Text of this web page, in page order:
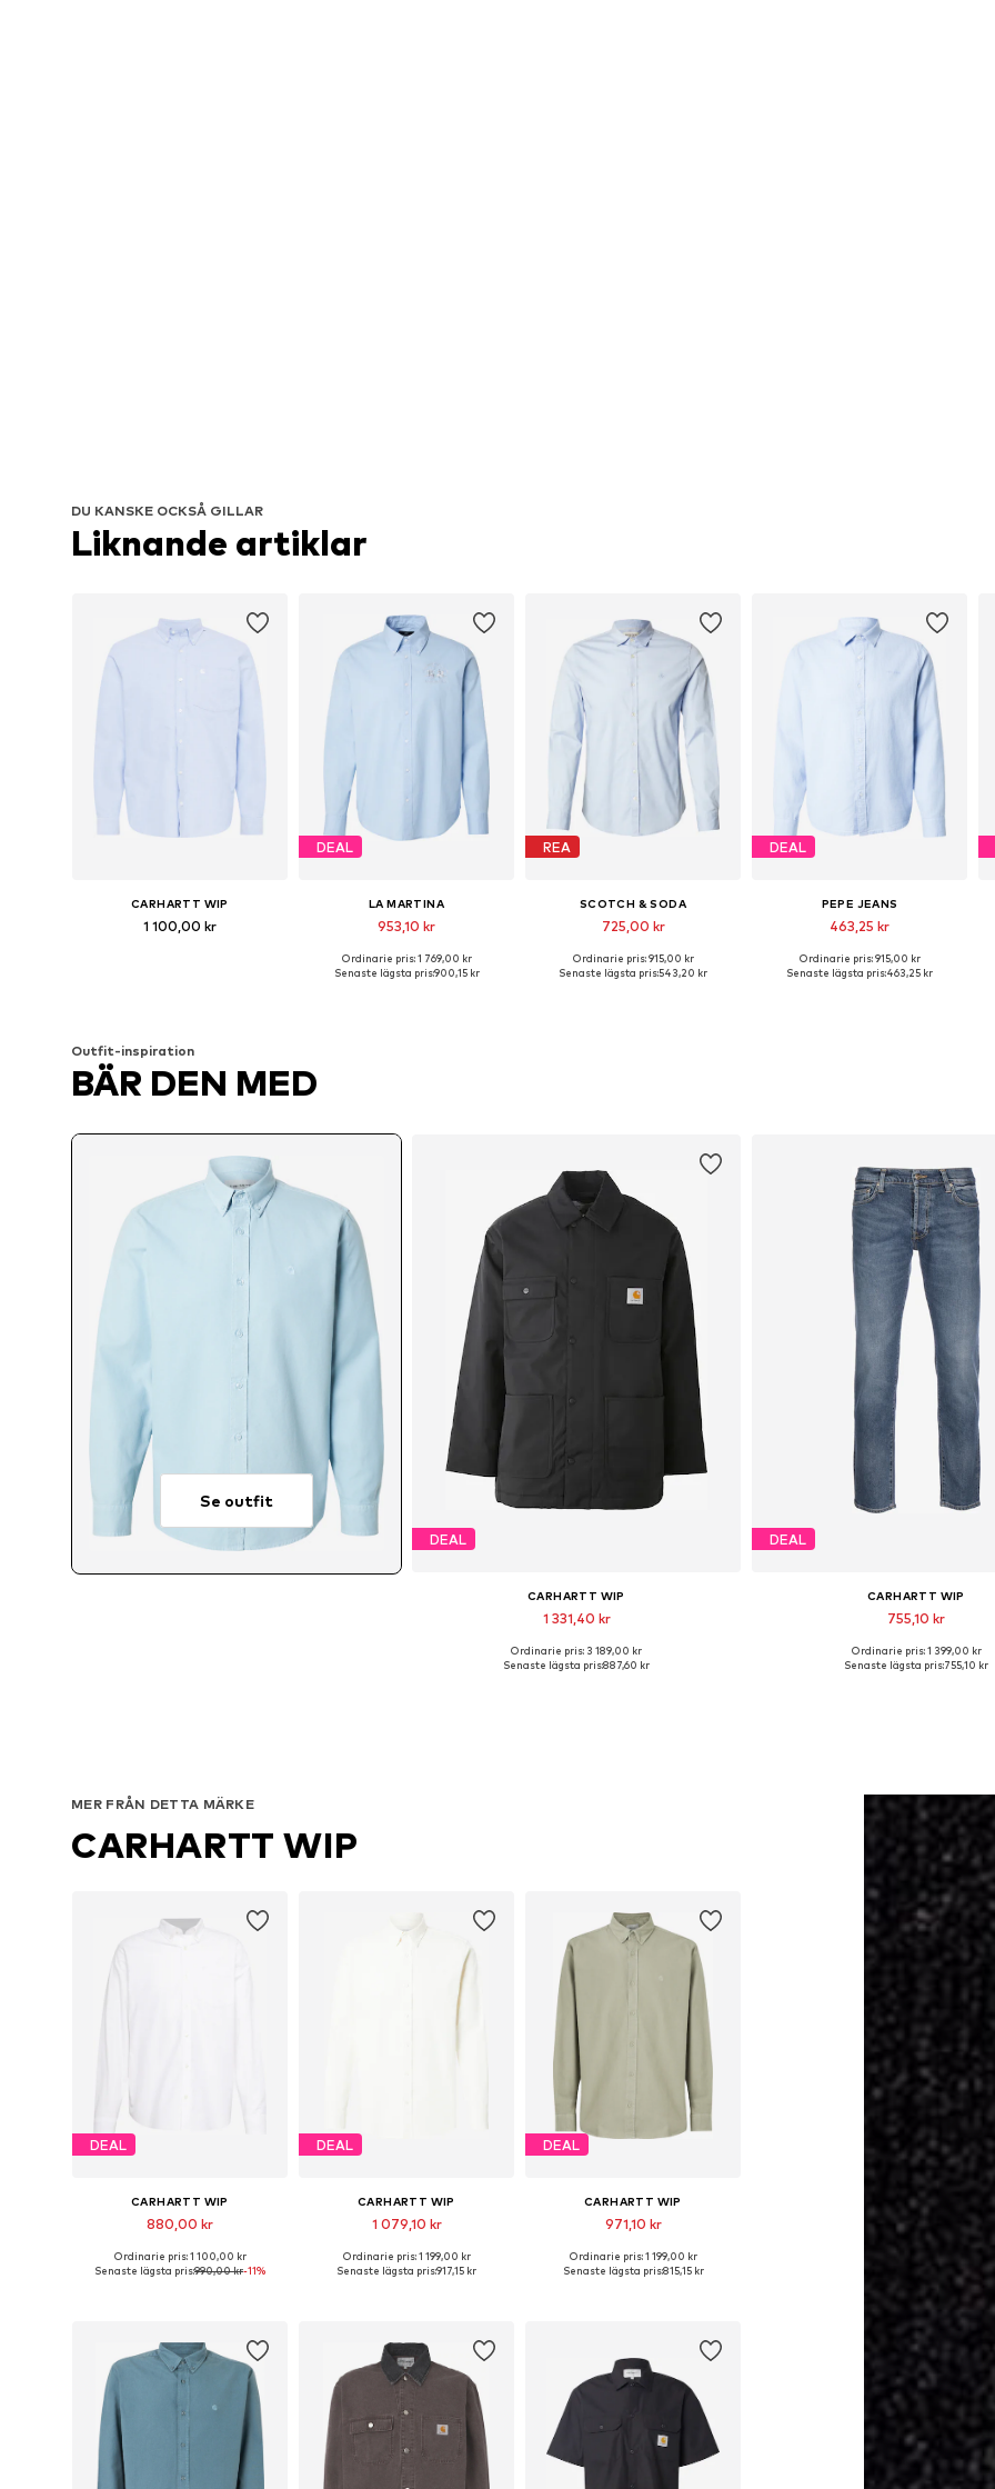
DU KANSKE OCKSÅ GILLAR
Liknande artiklar
CARHARTT WIP
1 100,00 kr
DEAL
LA MARTINA
953,10 kr
Ordinarie pris: 1 769,00 kr
Senaste lägsta pris:900,15 kr
REA
SCOTCH & SODA
725,00 kr
Ordinarie pris: 915,00 kr
Senaste lägsta pris:543,20 kr
DEAL
PEPE JEANS
463,25 kr
Tillgängliga storlekar: S, M, L, XL
Ordinarie pris: 915,00 kr
Senaste lägsta pris:463,25 kr
Outfit-inspiration
BÄR DEN MED
Se outfit
DEAL
CARHARTT WIP
1 331,40 kr
Tillgängliga storlekar: XS, S, M
Ordinarie pris: 3 189,00 kr
Senaste lägsta pris:887,60 kr
DEAL
CARHARTT WIP
755,10 kr
Tillgänglig i många storlekar
Ordinarie pris: 1 399,00 kr
Senaste lägsta pris:755,10 kr
MER FRÅN DETTA MÄRKE
CARHARTT WIP
DEAL
CARHARTT WIP
880,00 kr
Tillgängliga storlekar: S, M, L, XL
Ordinarie pris: 1 100,00 kr
Senaste lägsta pris:990,00 kr-11%
DEAL
CARHARTT WIP
1 079,10 kr
Tillgängliga storlekar: S, M, XL
Ordinarie pris: 1 199,00 kr
Senaste lägsta pris:917,15 kr
DEAL
CARHARTT WIP
971,10 kr
Tillgängliga storlekar: S, M
Ordinarie pris: 1 199,00 kr
Senaste lägsta pris:815,15 kr